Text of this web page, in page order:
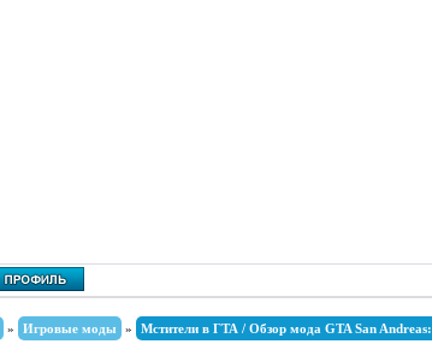
» Игровые моды » Мстители в ГТА / Обзор мода GTA San Andreas: